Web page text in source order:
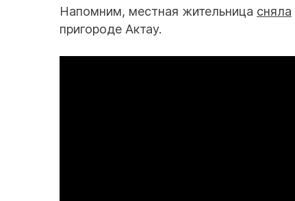
Напомним, местная жительница сняла
пригороде Актау.